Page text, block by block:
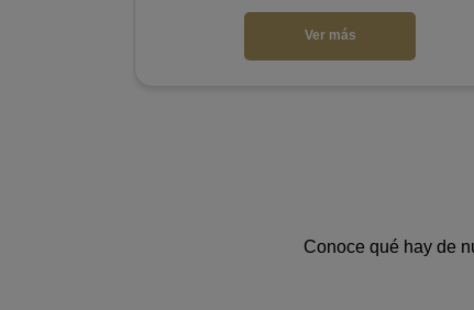
Ver más
Conoce qué hay de